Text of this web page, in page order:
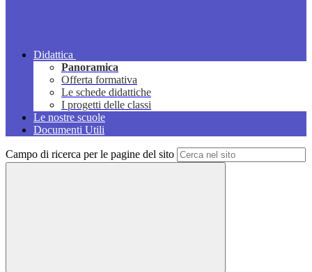
Didattica
Panoramica
Offerta formativa
Le schede didattiche
I progetti delle classi
Le nostre scuole
Documenti Utili
Campo di ricerca per le pagine del sito